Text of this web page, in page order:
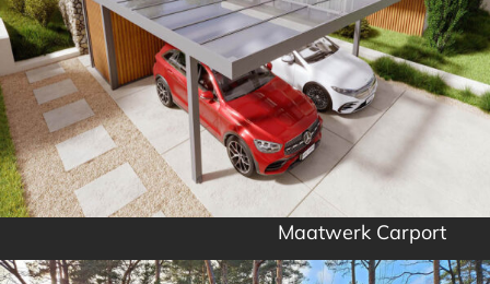
Maatwerk Carport